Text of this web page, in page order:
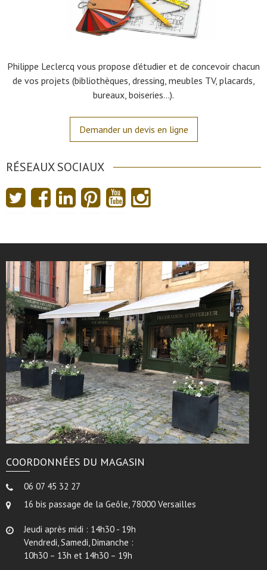
Philippe Leclercq vous propose d’étudier et de concevoir chacun
de vos projets (bibliothèques, dressing, meubles TV, placards,
bureaux, boiseries…).
Demander un devis en ligne
RÉSEAUX SOCIAUX
COORDONNÉES DU MAGASIN
06 07 45 32 27
16 bis passage de la Geôle, 78000 Versailles
Jeudi après midi : 14h30 - 19h
Vendredi, Samedi, Dimanche :
10h30 – 13h et 14h30 – 19h